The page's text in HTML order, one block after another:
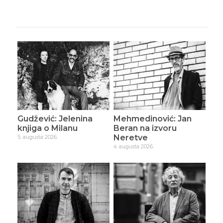
Gudžević: Jelenina
knjiga o Milanu
5. augusta 2026.
Mehmedinović: Jan
Beran na izvoru
Neretve
4. augusta 2026.